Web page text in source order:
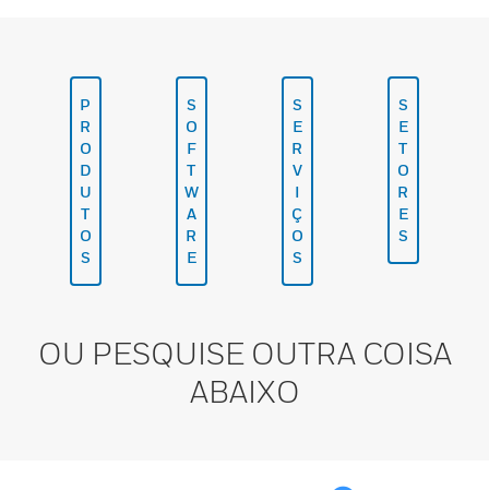
P
R
O
D
U
T
O
S
S
O
F
T
W
A
R
E
S
E
R
V
I
Ç
O
S
S
E
T
O
R
E
S
OU PESQUISE OUTRA COISA
ABAIXO